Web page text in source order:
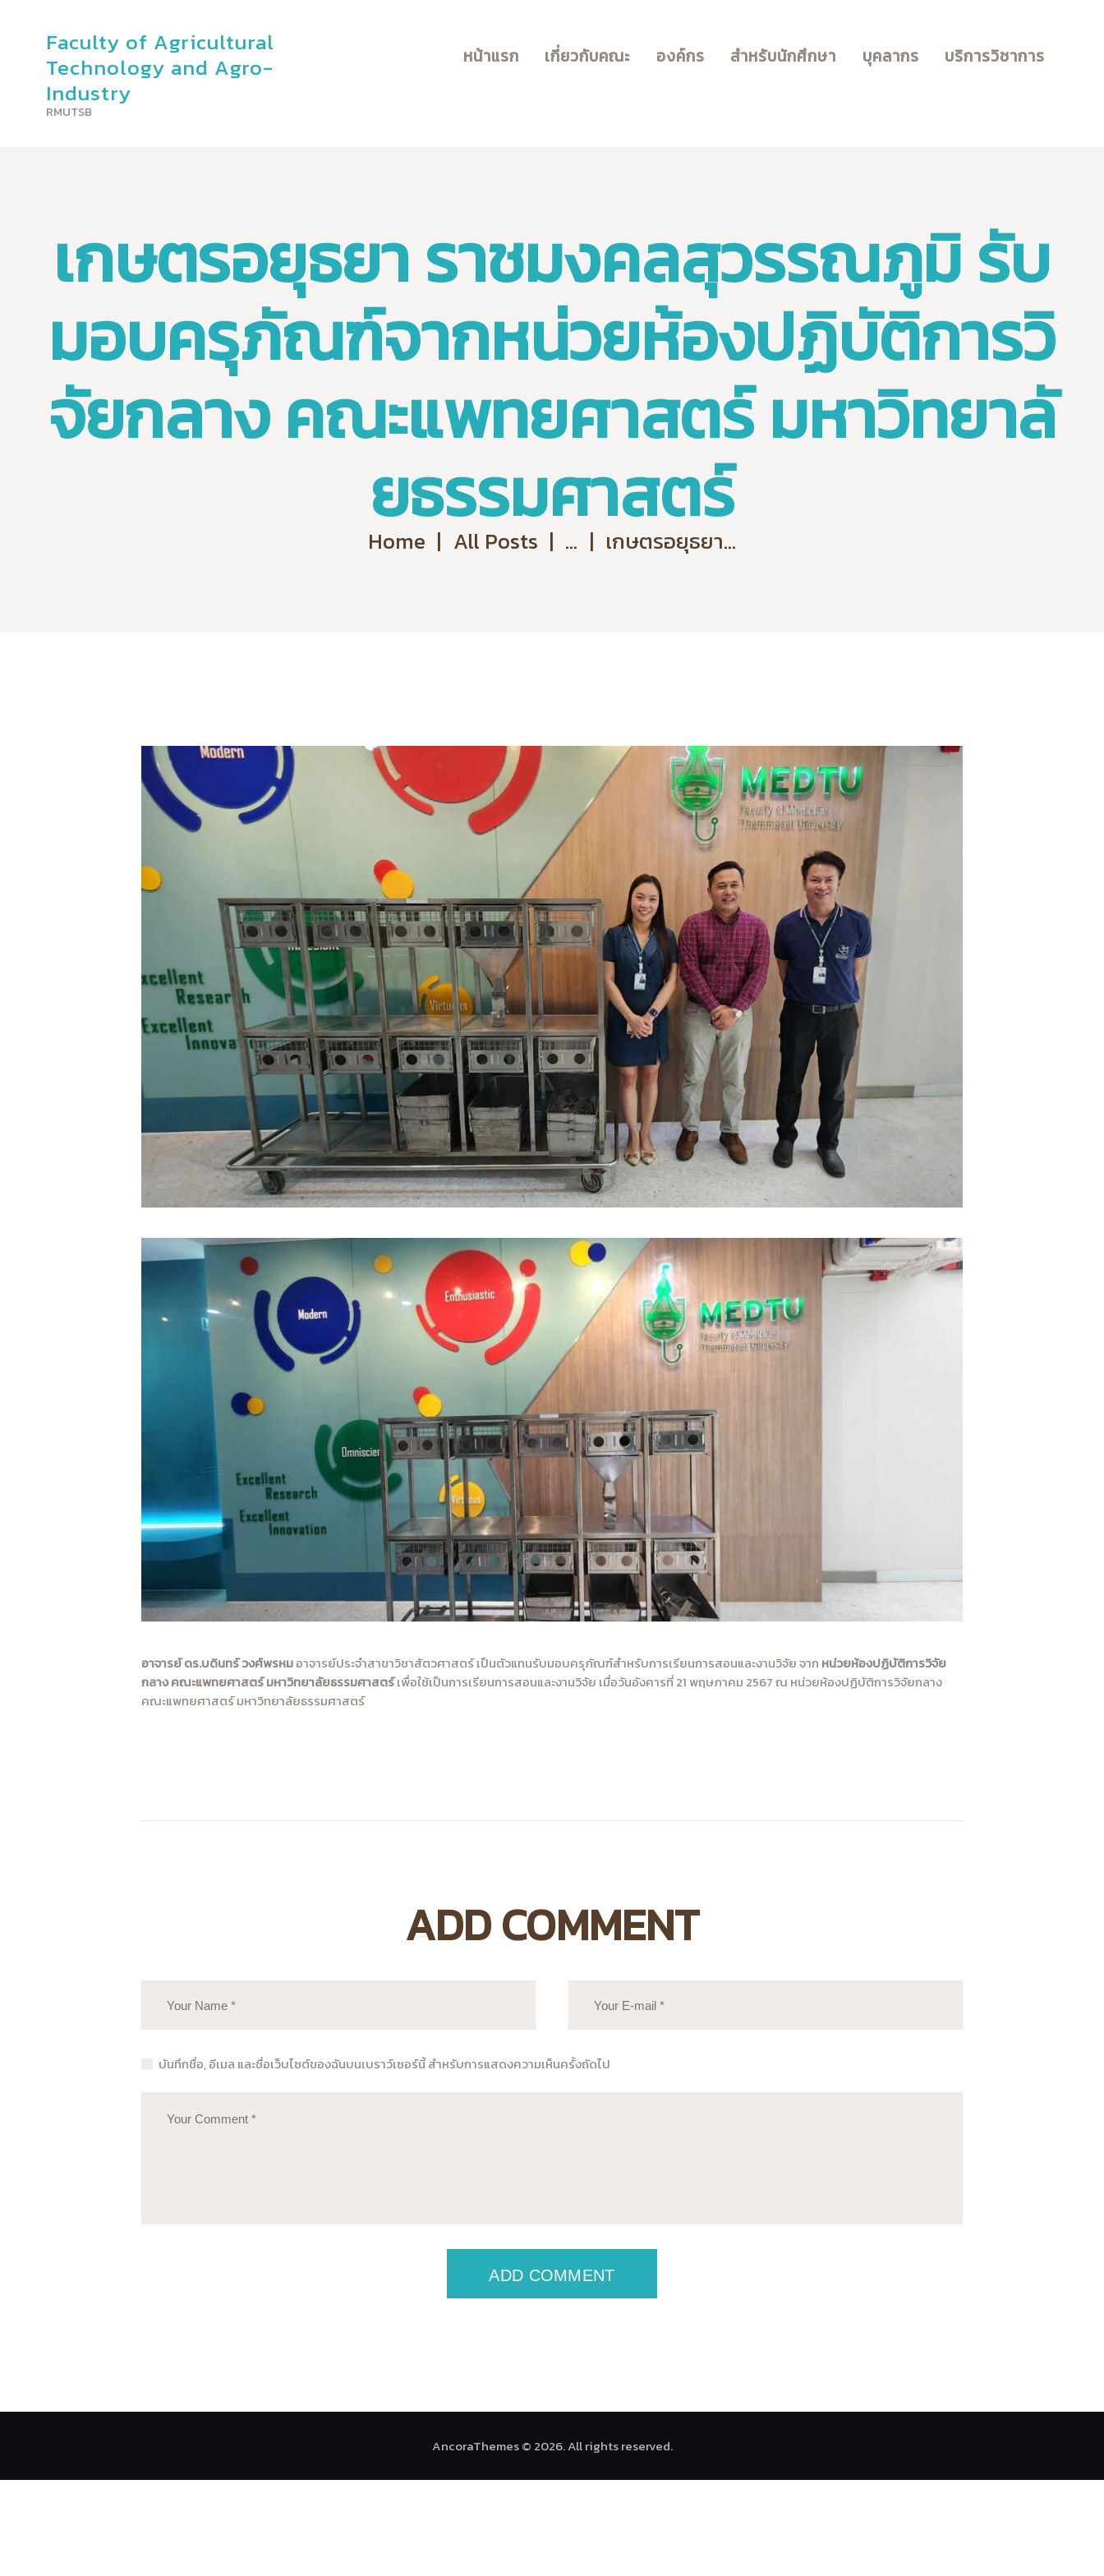
Faculty of Agricultural
Technology and Agro-
Industry
RMUTSB
หน้าแรก เกี่ยวกับคณะ องค์กร สำหรับนักศึกษา บุคลากร บริการวิชาการ
เกษตรอยุธยา ราชมงคลสุวรรณภูมิ รับ
มอบครุภัณฑ์จากหน่วยห้องปฏิบัติการวิ
จัยกลาง คณะแพทยศาสตร์ มหาวิทยาลั
ยธรรมศาสตร์
Home All Posts ... เกษตรอยุธยา...
Faculty of Agricultural Technology and Agro-Industry
อาจารย์ ดร.บดินทร์ วงศ์พรหมอาจารย์ประจำสาขาวิชาสัตวศาสตร์ เป็นตัวแทนรับมอบครุภัณฑ์สำหรับการเรียนการสอนและงานวิจัย จาก หน่วยห้องปฏิบัติการวิจัย
กลาง คณะแพทยศาสตร์ มหาวิทยาลัยธรรมศาสตร์เพื่อใช้เป็นการเรียนการสอนและงานวิจัย เมื่อวันอังคารที่ 21 พฤษภาคม 2567 ณ หน่วยห้องปฏิบัติการวิจัยกลาง
คณะแพทยศาสตร์ มหาวิทยาลัยธรรมศาสตร์
ADD COMMENT
บันทึกชื่อ, อีเมล และชื่อเว็บไซต์ของฉันบนเบราว์เซอร์นี้ สำหรับการแสดงความเห็นครั้งถัดไป
AncoraThemes © 2026. All rights reserved.